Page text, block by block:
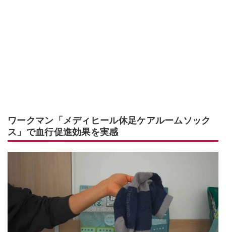
ワークマン「メディヒール休足ケアルームソック
ス」で血行促進効果を実感